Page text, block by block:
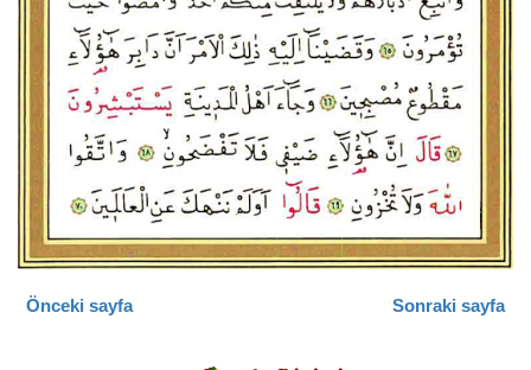
Önceki sayfa Sonraki sayfa